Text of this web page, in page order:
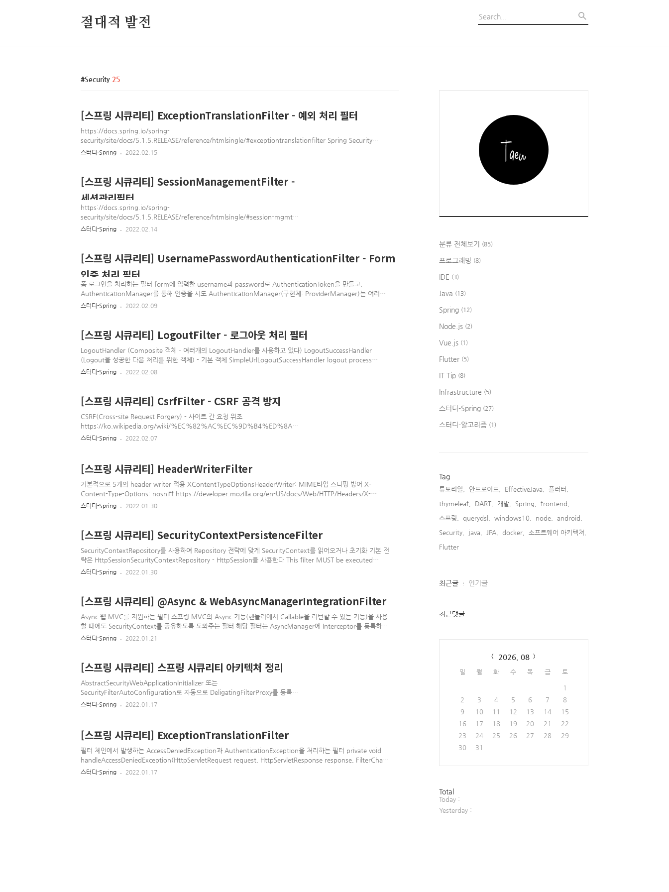
절대적 발전
Security 25
[스프링 시큐리티] ExceptionTranslationFilter - 예외 처리 필터
https://docs.spring.io/spring-
security/site/docs/5.1.5.RELEASE/reference/htmlsingle/#exceptiontranslationfilter Spring Security
Reference The authenticator is also responsible for retrieving any required user attributes. This is
스터디-Spring 2022.02.15
[스프링 시큐리티] SessionManagementFilter -
세션관리필터
https://docs.spring.io/spring-
security/site/docs/5.1.5.RELEASE/reference/htmlsingle/#session-mgmt
Spring Security Reference The authenticator is also responsible for
For example, if binding as the user, it may be necessary to read them
docs.spring.io 1. ..
스터디-Spring 2022.02.14
[스프링 시큐리티] UsernamePasswordAuthenticationFilter - Form
인증 처리 필터
폼 로그인을 처리하는 필터 form에 입력한 username과 password로 AuthenticationToken을 만들고,
AuthenticationManager를 통해 인증을 시도 AuthenticationManager(구현체: ProviderManager)는 여러
AuthenticationProvider를 이용하여 인증을 시도 한다 그 구현체 중 DaoAuthenticationProvider는
스터디-Spring 2022.02.09
[스프링 시큐리티] LogoutFilter - 로그아웃 처리 필터
LogoutHandler (Composite 객체 - 여러개의 LogoutHandler를 사용하고 있다) LogoutSuccessHandler
(Logout을 성공한 다음 처리를 위한 객체) - 기본 객체 SimpleUrlLogoutSuccessHandler logout process
LogoutFilter -> CompositeLogoutHandler(LogoutHandler 여러개를 갖고있음) -> csrf 사용시 csrf token을
스터디-Spring 2022.02.08
[스프링 시큐리티] CsrfFilter - CSRF 공격 방지
CSRF(Cross-site Request Forgery) - 사이트 간 요청 위조
https://ko.wikipedia.org/wiki/%EC%82%AC%EC%9D%B4%ED%8A%
B8_%EA%B0%84_%EC%9A%94%EC%B2%AD_%EC%9C%84%EC
발급(인증을 받은 상태라는 뜻) 2. 공격자가 메일로 다음과 같이 코드를 심어 보냄
위의 URL은 패스워드를 변경하는 URL이고 인증이 되어있어야만 접근가능 3. 이
용자가 메일을 읽으면 브라우저는 이미지 파일을 받아오기 위해 위의 URL을 조회
함 4. 이용자의 브라우저는 인증이..
스터디-Spring 2022.02.07
[스프링 시큐리티] HeaderWriterFilter
기본적으로 5개의 header writer 적용 XContentTypeOptionsHeaderWriter: MIME타입 스니핑 방어 X-
Content-Type-Options: nosniff https://developer.mozilla.org/en-US/docs/Web/HTTP/Headers/X-
Content-Type-Options XXssProtectionHeaderWriter: 브라우저에 내장된 XSS 필터 적용 X-XSS-Protection:
스터디-Spring 2022.01.30
[스프링 시큐리티] SecurityContextPersistenceFilter
SecurityContextRepository를 사용하여 Repository 전략에 맞게 SecurityContext를 읽어오거나 초기화 기본 전
략은 HttpSessionSecurityContextRepository - HttpSession을 사용한다 This filter MUST be executed
BEFORE any authentication processing mechanisms. Authentication processing mechanisms (e.g.
스터디-Spring 2022.01.30
[스프링 시큐리티] @Async & WebAsyncManagerIntegrationFilter
Async 웹 MVC를 지원하는 필터 스프링 MVC의 Async 기능(핸들러에서 Callable을 리턴할 수 있는 기능)을 사용
할 때에도 SecurityContext를 공유하도록 도와주는 필터 해당 필터는 AsyncManager에 Interceptor를 등록하고
핵심 기능은 SecurityContextCallableProcessingInterceptor 에서 구현 PreProcess: SecurityContext를 설정
SecurityContext를 공유받지 못한다..
스터디-Spring 2022.01.21
[스프링 시큐리티] 스프링 시큐리티 아키텍처 정리
AbstractSecurityWebApplicationInitializer 또는
SecurityFilterAutoConfiguration로 자동으로 DeligatingFilterProxy를 등록
요청을 FilterChainProxy로 위임함 Filter들은 WebSecurity, HttpSecurity를 통
(springSecurityFilterChain). The springSecurityFilterChain is the Filter
that the Delegatin..
스터디-Spring 2022.01.17
[스프링 시큐리티] ExceptionTranslationFilter
필터 체인에서 발생하는 AccessDeniedException과 AuthenticationException을 처리하는 필터 private void
handleAccessDeniedException(HttpServletRequest request, HttpServletResponse response, FilterChain
chain, AccessDeniedException exception) throws ServletException, IOException { Authentication
스터디-Spring 2022.01.17
분류 전체보기 (85)
프로그래밍 (8)
IDE (3)
Java (13)
Spring (12)
Node.js (2)
Vue.js (1)
Flutter (5)
IT Tip (8)
Infrastructure (5)
스터디-Spring (27)
스터디-알고리즘 (1)
Tag
튜토리얼, 안드로이드, EffectiveJava,
플러터,
thymeleaf,
DART, 개발, Spring,
frontend,
스프링,
querydsl, windows10, node,
android,
Security,
java, JPA, docker,
소프트웨어 아키텍쳐,
Flutter,
최
인
최근글 인기글
최근댓글
2026. 08
일 월 화 수 목 금 토
1
2
3 4 5 6 7
8
9
10 11 12 13 14
15
16
17 18 19 20 21
22
23
24 25 26 27 28
29
30
31
방
문
자
수
Total
Today :
Yesterday :